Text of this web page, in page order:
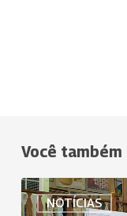
Você
NOTÍCIAS
Uniodonto
Federação